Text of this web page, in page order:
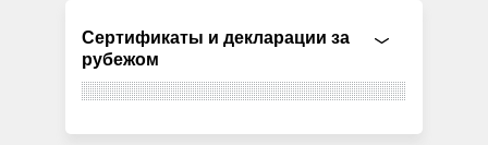
Сертификаты и декларации за
рубежом